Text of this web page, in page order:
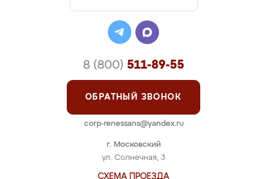
г. Московский
ул. Солнечная, 3
СХЕМА ПРОЕЗДА
8 (800) 511-89-55
ОБРАТНЫЙ ЗВОНОК
corp-renessans@yandex.ru